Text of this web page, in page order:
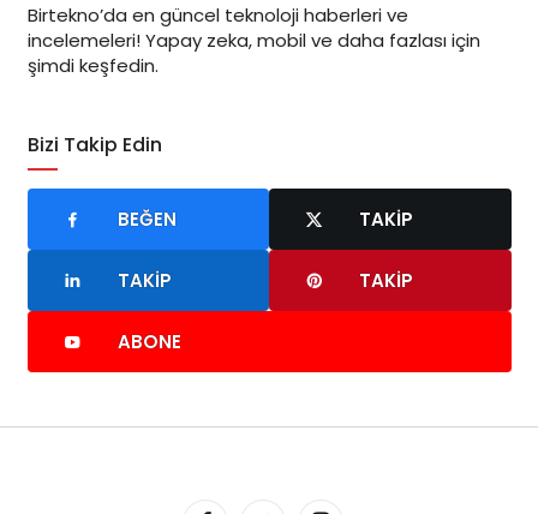
Birtekno’da en güncel teknoloji haberleri ve
incelemeleri! Yapay zeka, mobil ve daha fazlası için
şimdi keşfedin.
Bizi Takip Edin
BEĞEN TAKIP
TAKIP TAKIP
ABONE